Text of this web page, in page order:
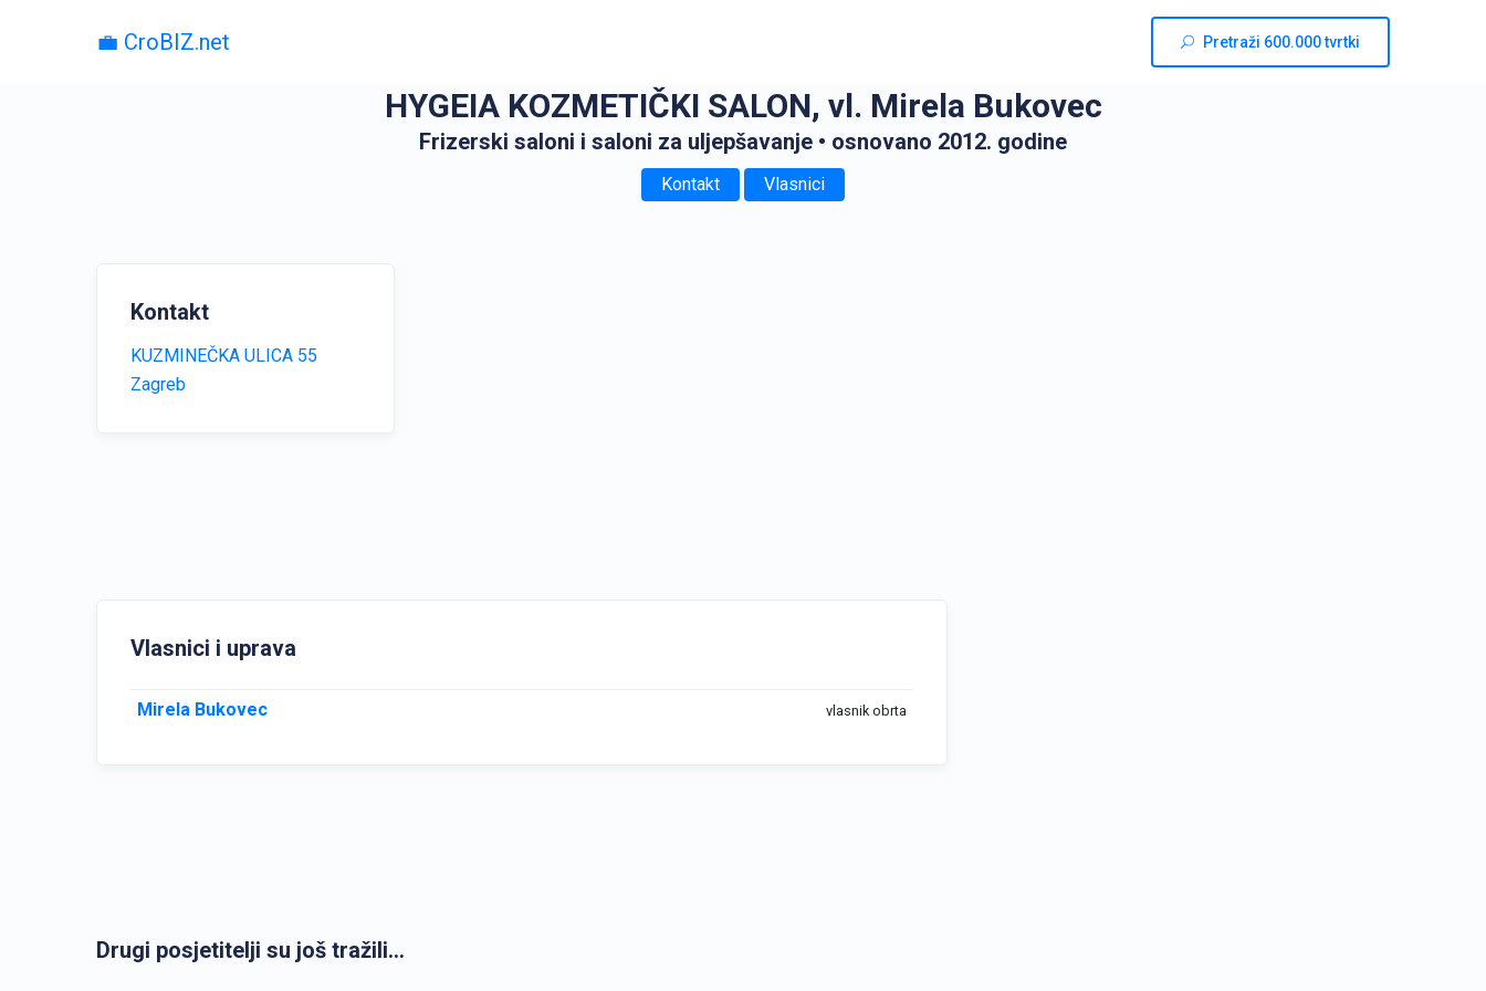
💼 CroBIZ.net Pretraži 600.000 tvrtki
HYGEIA KOZMETIČKI SALON, vl. Mirela Bukovec
Frizerski saloni i saloni za uljepšavanje • osnovano 2012. godine
Kontakt Vlasnici
Kontakt
KUZMINEČKA ULICA 55
Zagreb
Vlasnici i uprava
Mirela Bukovec vlasnik obrta
Drugi posjetitelji su još tražili...